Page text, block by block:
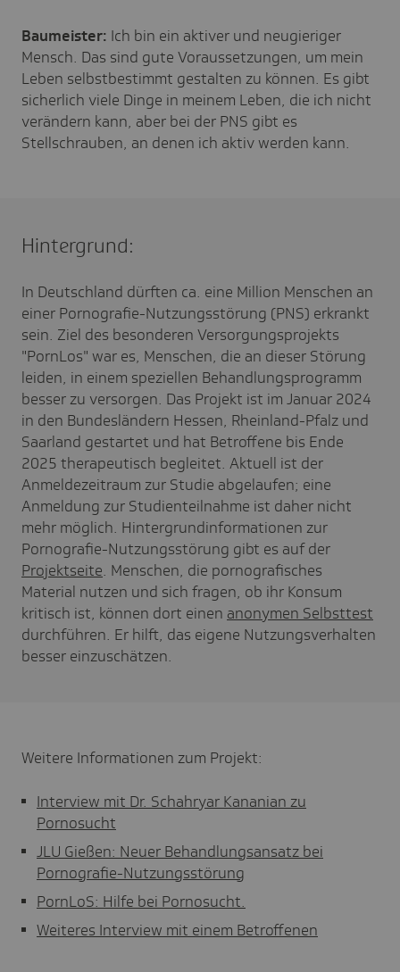
Baumeister: Ich bin ein aktiver und neugieriger
Mensch. Das sind gute Voraussetzungen, um mein
Leben selbstbestimmt gestalten zu können. Es gibt
sicherlich viele Dinge in meinem Leben, die ich nicht
verändern kann, aber bei der PNS gibt es
Stellschrauben, an denen ich aktiv werden kann.
Hintergrund:
In Deutschland dürften ca. eine Million Menschen an
einer Pornografie-Nutzungsstörung (PNS) erkrankt
sein. Ziel des besonderen Versorgungsprojekts
"PornLos" war es, Menschen, die an dieser Störung
leiden, in einem speziellen Behandlungsprogramm
besser zu versorgen. Das Projekt ist im Januar 2024
in den Bundesländern Hessen, Rheinland-Pfalz und
Saarland gestartet und hat Betroffene bis Ende
2025 therapeutisch begleitet. Aktuell ist der
Anmeldezeitraum zur Studie abgelaufen; eine
Anmeldung zur Studienteilnahme ist daher nicht
mehr möglich. Hintergrundinformationen zur
Pornografie-Nutzungsstörung gibt es auf der
Projektseite. Menschen, die pornografisches
Material nutzen und sich fragen, ob ihr Konsum
kritisch ist, können dort einen anonymen Selbsttest
durchführen. Er hilft, das eigene Nutzungsverhalten
besser einzuschätzen.
Weitere Informationen zum Projekt:
Interview mit Dr. Schahryar Kananian zu
Pornosucht
JLU Gießen: Neuer Behandlungsansatz bei
Pornografie-Nutzungsstörung
PornLoS: Hilfe bei Pornosucht.
Weiteres Interview mit einem Betroffenen